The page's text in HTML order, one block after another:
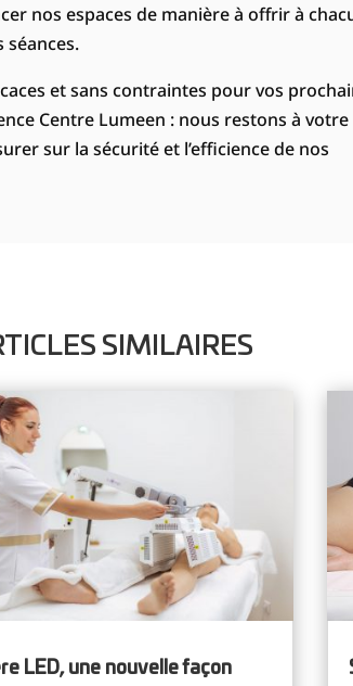
nos espaces de manière à offrir à
séances.
et sans contraintes pour vos
Centre Lumeen : nous restons à votre
sur la sécurité et l’efficience de nos
SIMILAIRES
LED, une nouvelle façon